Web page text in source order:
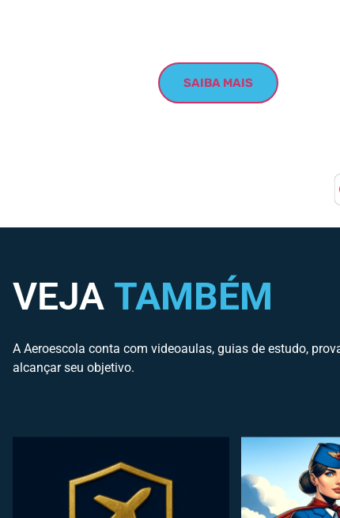
SAIBA MAIS
VEJA TAMBÉM
A Aeroescola conta com videoaulas, guias de estudo,
alcançar seu objetivo.